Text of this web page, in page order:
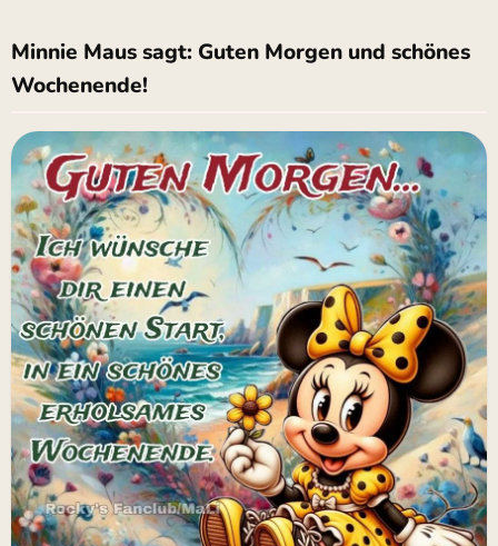
Minnie Maus sagt: Guten Morgen und schönes
Wochenende!